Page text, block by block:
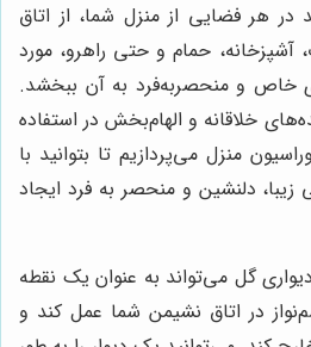
در هر فضایی از منزل شما، از اتاق
آشپزخانه، حمام و حتی راهرو، مورد
خاص و منحصربه‌فرد به آن ببخشد.
خلاقانه و الهام‌بخش در استفاده
منزل می‌پردازیم تا بتوانید با
زیبا، دلنشین و منحصر به فرد ایجاد
گل می‌تواند به عنوان یک نقطه
در اتاق نشیمن شما عمل کند و